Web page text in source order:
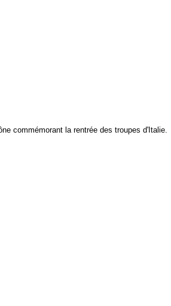
commémorant la rentrée des troupes d'Italie.